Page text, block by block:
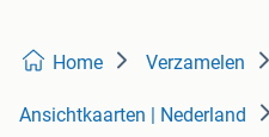
Home Verzamelen
Ansichtkaarten | Nederland